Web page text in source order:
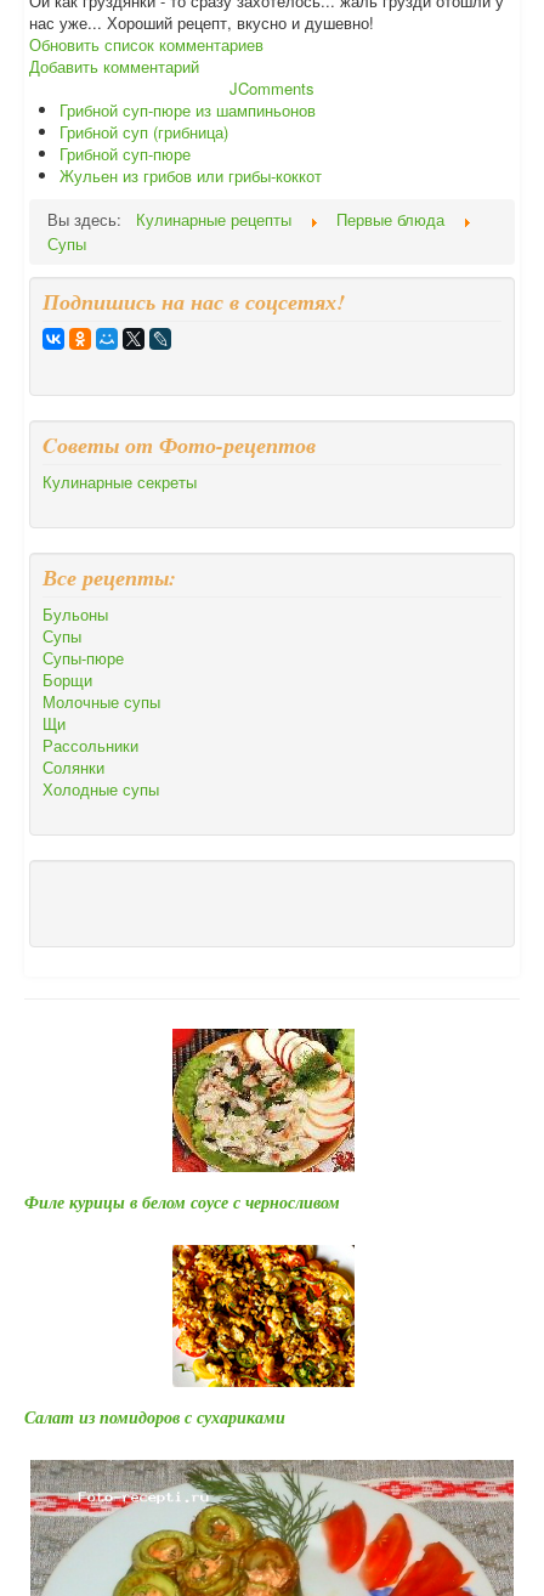
нас уже... Хороший рецепт, вкусно и душевно!
Обновить список комментариев
Добавить комментарий
JComments
Грибной суп-пюре из шампиньонов
Грибной суп (грибница)
Грибной суп-пюре
Жульен из грибов или грибы-коккот
Вы здесь:
Кулинарные рецепты
Первые блюда
Супы
Подпишись на нас в соцсетях!
Cоветы от Фото-рецептов
Кулинарные секреты
Все рецепты:
Бульоны
Супы
Супы-пюре
Борщи
Молочные супы
Щи
Рассольники
Солянки
Холодные супы
Филе курицы в белом соусе с черносливом
Салат из помидоров с сухариками